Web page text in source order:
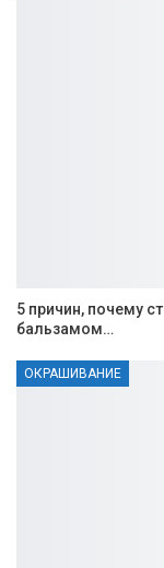
5 причин, почему
бальзамом…
ОКРАШИВАНИЕ